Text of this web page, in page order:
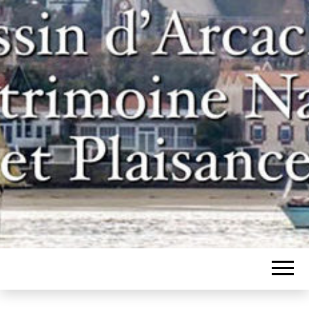
BASSIN
D'ARCACHON,
PATRIMOINE
NAVAL ET
Un site pour les inconditionnels des
bateaux et de l'histoire du bassin
d'Arcachon